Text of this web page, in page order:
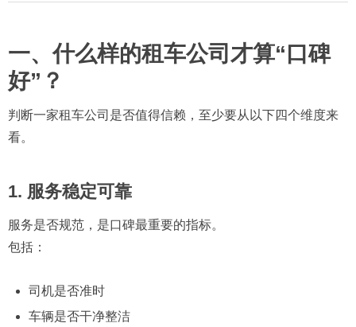
一、什么样的租车公司才算“口碑
好”？
判断一家租车公司是否值得信赖，至少要从以下四个维度来
看。
1. 服务稳定可靠
服务是否规范，是口碑最重要的指标。
包括：
司机是否准时
车辆是否干净整洁